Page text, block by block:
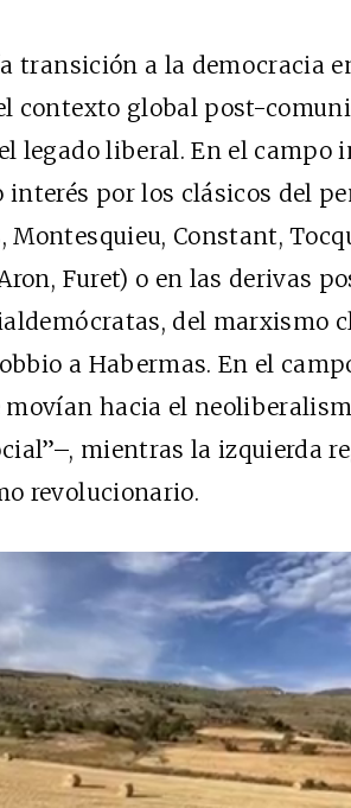
transición a la democracia
contexto global post-
legado liberal. En el campo
interés por los clásicos del
Montesquieu, Constant,
Furet) o en las derivas
del marxismo
a Habermas. En el
movían hacia el
mientras la izquierda
revolucionario.